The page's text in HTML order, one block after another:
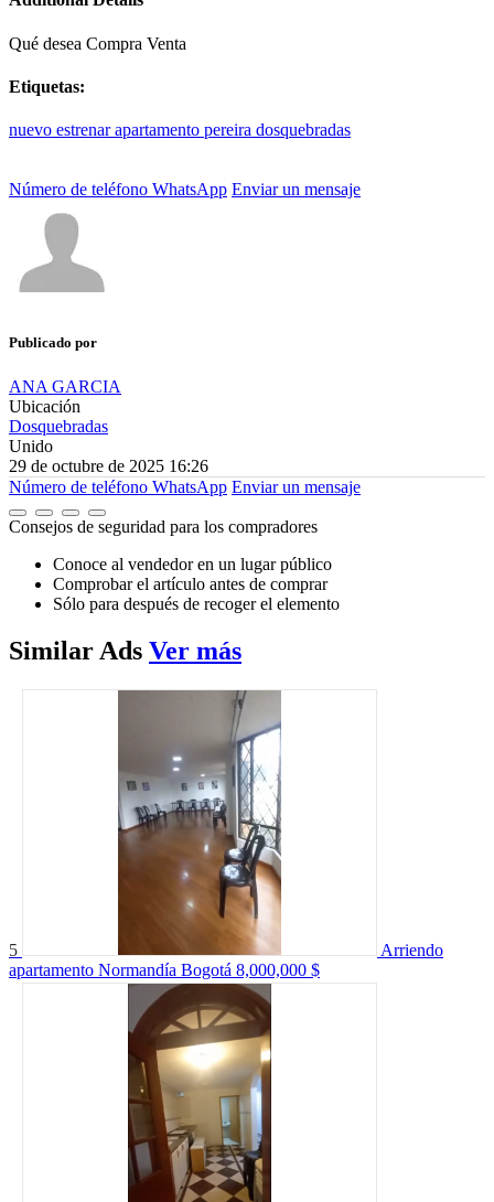
Qué desea Compra Venta
Etiquetas:
nuevo estrenarapartamento pereira dosquebradas
Número de teléfono WhatsApp Enviar un mensaje
Publicado por
ANA GARCIA
Ubicación
Dosquebradas
Unido
29 de octubre de 2025 16:26
Número de teléfono WhatsApp Enviar un mensaje
Consejos de seguridad para los compradores
Conoce al vendedor en un lugar público
Comprobar el artículo antes de comprar
Sólo para después de recoger el elemento
Similar Ads Ver más
5
Arriendo
apartamento Normandía Bogotá 8,000,000 $